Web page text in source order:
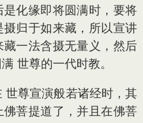
化缘即将圆满时，要将
归于如来藏，所以宣讲
藏一法含摄无量义，然后
世尊的一代时教。
世尊宣演般若诸经时，其
菩提道了，并且在佛菩